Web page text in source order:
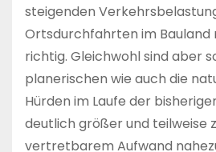
steigenden
Ortsdurchfahrten im Bauland
richtig. Gleichwohl sind aber
planerischen wie auch die
Hürden im Laufe der
deutlich größer und teilweise
vertretbarem Aufwand